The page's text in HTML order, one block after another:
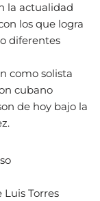
la actualidad
los que logra
diferentes
como solista
cubano
de hoy bajo la
Torres